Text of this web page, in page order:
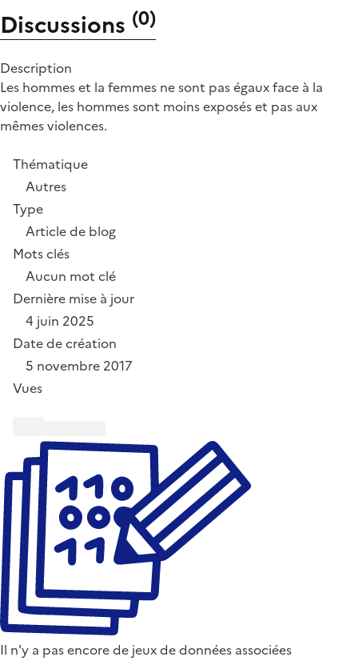
Discussions (0)
Description
Les hommes et la femmes ne sont pas égaux face à la
violence, les hommes sont moins exposés et pas aux
mêmes violences.
Thématique
Autres
Type
Article de blog
Mots clés
Aucun mot clé
Dernière mise à jour
4 juin 2025
Date de création
5 novembre 2017
Vues
Il n'y a pas encore de jeux de données associées